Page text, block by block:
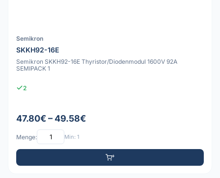
Semikron
SKKH92-16E
Semikron SKKH92-16E Thyristor/Diodenmodul 1600V 92A
SEMIPACK 1
2
47.80€ – 49.58€
Menge: Min: 1